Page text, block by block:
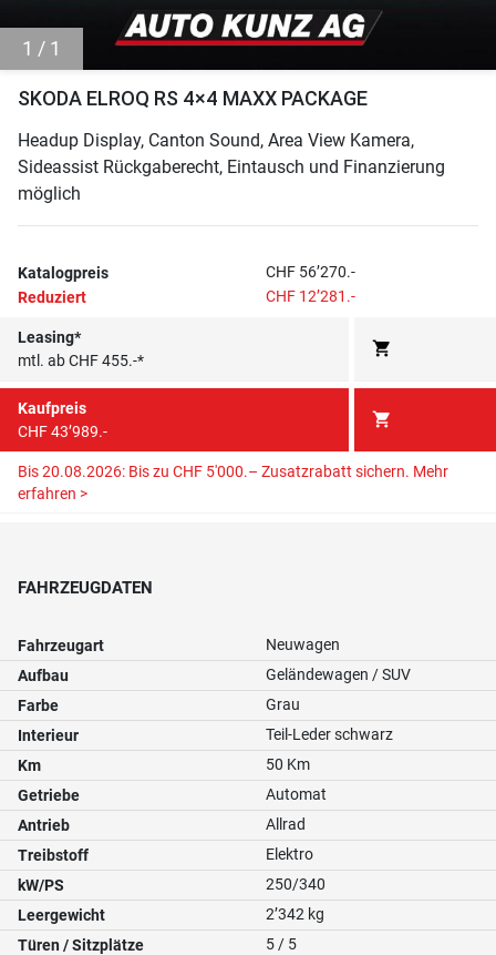
FAHRZEUGDATEN
Fahrzeugart
Neuwagen
Aufbau
Geländewagen / SUV
Farbe
Grau
Interieur
Teil-Leder schwarz
Km
50 Km
Getriebe
Automat
Antrieb
Allrad
Treibstoff
Elektro
kW/PS
250/340
Leergewicht
2’342 kg
Türen / Sitzplätze
5 / 5
1 / 1
SKODA ELROQ RS 4×4 MAXX PACKAGE
Headup Display, Canton Sound, Area View Kamera,
Sideassist Rückgaberecht, Eintausch und Finanzierung
möglich
Katalogpreis
CHF 56’270.-
Reduziert
CHF 12’281.-
Leasing*
mtl. ab CHF 455.-*
shopping_cart
Kaufpreis
CHF 43’989.-
shopping_cart
Bis 20.08.2026: Bis zu CHF 5'000.– Zusatzrabatt sichern. Mehr
erfahren >